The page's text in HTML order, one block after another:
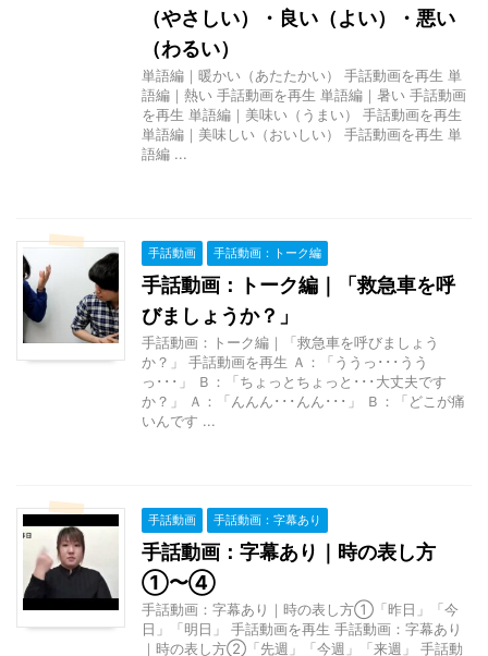
（やさしい）・良い（よい）・悪い
（わるい）
単語編｜暖かい（あたたかい） 手話動画を再生 単
語編｜熱い 手話動画を再生 単語編｜暑い 手話動画
を再生 単語編｜美味い（うまい） 手話動画を再生
単語編｜美味しい（おいしい） 手話動画を再生 単
語編 ...
手話動画 手話動画：トーク編
手話動画：トーク編｜「救急車を呼
びましょうか？」
手話動画：トーク編｜「救急車を呼びましょう
か？」 手話動画を再生 Ａ：「ううっ･･･うう
っ･･･」 Ｂ：「ちょっとちょっと･･･大丈夫です
か？」 Ａ：「んんん･･･んん･･･」 Ｂ：「どこが痛
いんです ...
手話動画 手話動画：字幕あり
手話動画：字幕あり｜時の表し方
①〜④
手話動画：字幕あり｜時の表し方①「昨日」「今
日」「明日」 手話動画を再生 手話動画：字幕あり
｜時の表し方②「先週」「今週」「来週」 手話動